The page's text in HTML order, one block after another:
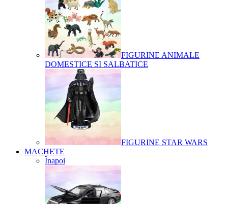
FIGURINE ANIMALE
DOMESTICE SI SALBATICE
FIGURINE STAR WARS
MACHETE
Înapoi